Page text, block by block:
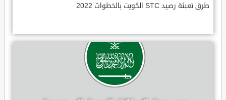
طرق تعبئة رصيد STC الكويت بالخطوات 2022